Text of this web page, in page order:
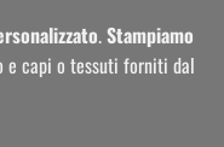
.Stampiamo
e capi o tessuti forniti dal